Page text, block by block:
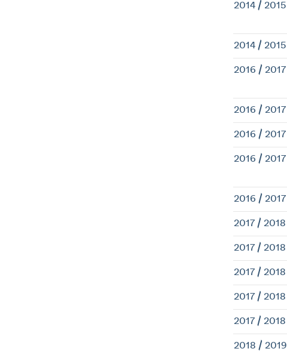
2014 / 2015
2014 / 2015
2016 / 2017
2016 / 2017
2016 / 2017
2016 / 2017
2016 / 2017
2017 / 2018
2017 / 2018
2017 / 2018
2017 / 2018
2017 / 2018
2018 / 2019